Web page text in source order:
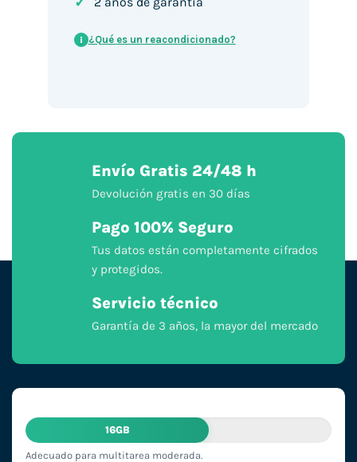
i ¿Qué es un reacondicionado?
Envío Gratis 24/48 h
Devolución gratis en 30 días
Pago 100% Seguro
Tus datos están completamente cifrados
y protegidos.
Servicio técnico
Garantía de 3 años, la mayor del mercado
16GB
Adecuado para multitarea moderada.